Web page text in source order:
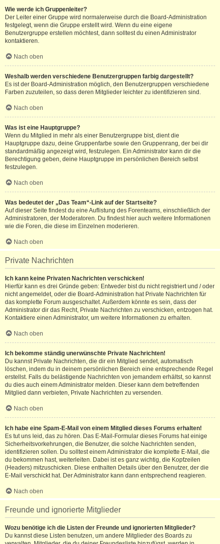
Wie werde ich Gruppenleiter?
Der Leiter einer Gruppe wird normalerweise durch die Board-Administration
festgelegt, wenn die Gruppe erstellt wird. Wenn du eine eigene
Benutzergruppe erstellen möchtest, dann solltest du einen Administrator
kontaktieren.
Nach oben
Weshalb werden verschiedene Benutzergruppen farbig dargestellt?
Es ist der Board-Administration möglich, den Benutzergruppen verschiedene
Farben zuzuteilen, so dass deren Mitglieder leichter zu identifizieren sind.
Nach oben
Was ist eine Hauptgruppe?
Wenn du Mitglied in mehr als einer Benutzergruppe bist, dient die
Hauptgruppe dazu, deine Gruppenfarbe sowie den Gruppenrang, der bei dir
standardmäßig angezeigt wird, festzulegen. Ein Administrator kann dir die
Berechtigung geben, deine Hauptgruppe im persönlichen Bereich selbst
festzulegen.
Nach oben
Was bedeutet der „Das Team“-Link auf der Startseite?
Auf dieser Seite findest du eine Auflistung des Forenteams, einschließlich der
Administratoren, der Moderatoren. Du findest hier auch weitere Informationen
wie die Foren, die diese im Einzelnen moderieren.
Nach oben
Private Nachrichten
Ich kann keine Privaten Nachrichten verschicken!
Hierfür kann es drei Gründe geben: Entweder bist du nicht registriert und / oder
nicht angemeldet, oder die Board-Administration hat Private Nachrichten für
das komplette Forum ausgeschaltet. Außerdem könnte es sein, dass der
Administrator dir das Recht, Private Nachrichten zu verschicken, entzogen hat.
Kontaktiere einen Administrator, um weitere Informationen zu erhalten.
Nach oben
Ich bekomme ständig unerwünschte Private Nachrichten!
Du kannst Private Nachrichten, die dir ein Mitglied sendet, automatisch
löschen, indem du in deinem persönlichen Bereich eine entsprechende Regel
erstellst. Falls du belästigende Nachrichten von jemandem erhältst, so kannst
du dies auch einem Administrator melden. Dieser kann dem betreffenden
Mitglied dann verbieten, Private Nachrichten zu versenden.
Nach oben
Ich habe eine Spam-E-Mail von einem Mitglied dieses Forums erhalten!
Es tut uns leid, das zu hören. Das E-Mail-Formular dieses Forums hat einige
Sicherheitsvorkehrungen, die Benutzer, die solche Nachrichten senden,
identifizieren sollen. Du solltest einem Administrator die komplette E-Mail, die
du bekommen hast, weiterleiten. Dabei ist es ganz wichtig, die Kopfzeilen
(Headers) mitzuschicken. Diese enthalten Details über den Benutzer, der die
E-Mail verschickt hat. Der Administrator kann dann entsprechend reagieren.
Nach oben
Freunde und ignorierte Mitglieder
Wozu benötige ich die Listen der Freunde und ignorierten Mitglieder?
Du kannst diese Listen benutzen, um andere Mitglieder des Boards zu